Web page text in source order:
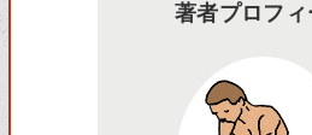
著者プロフ